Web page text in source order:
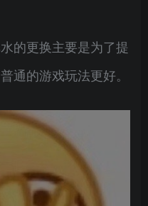
的更换主要是为了提
通的游戏玩法更好。